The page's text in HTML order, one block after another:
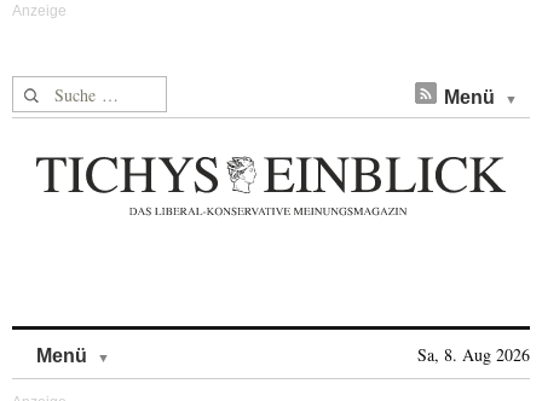
Suche nach: Menü
Menü Sa, 8. Aug 2026